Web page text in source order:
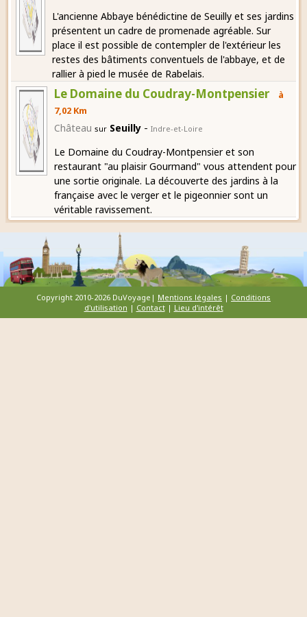
L'ancienne Abbaye bénédictine de Seuilly et ses jardins
présentent un cadre de promenade agréable. Sur
place il est possible de contempler de l'extérieur les
restes des bâtiments conventuels de l'abbaye, et de
rallier à pied le musée de Rabelais.
Le Domaine du Coudray-Montpensier
à
7,02 Km
Château sur Seuilly - Indre-et-Loire
Le Domaine du Coudray-Montpensier et son
restaurant "au plaisir Gourmand" vous attendent pour
une sortie originale. La découverte des jardins à la
française avec le verger et le pigeonnier sont un
véritable ravissement.
Copyright 2010-2026 DuVoyage| Mentions légales | Conditions
d'utilisation | Contact| Lieu d'intérêt